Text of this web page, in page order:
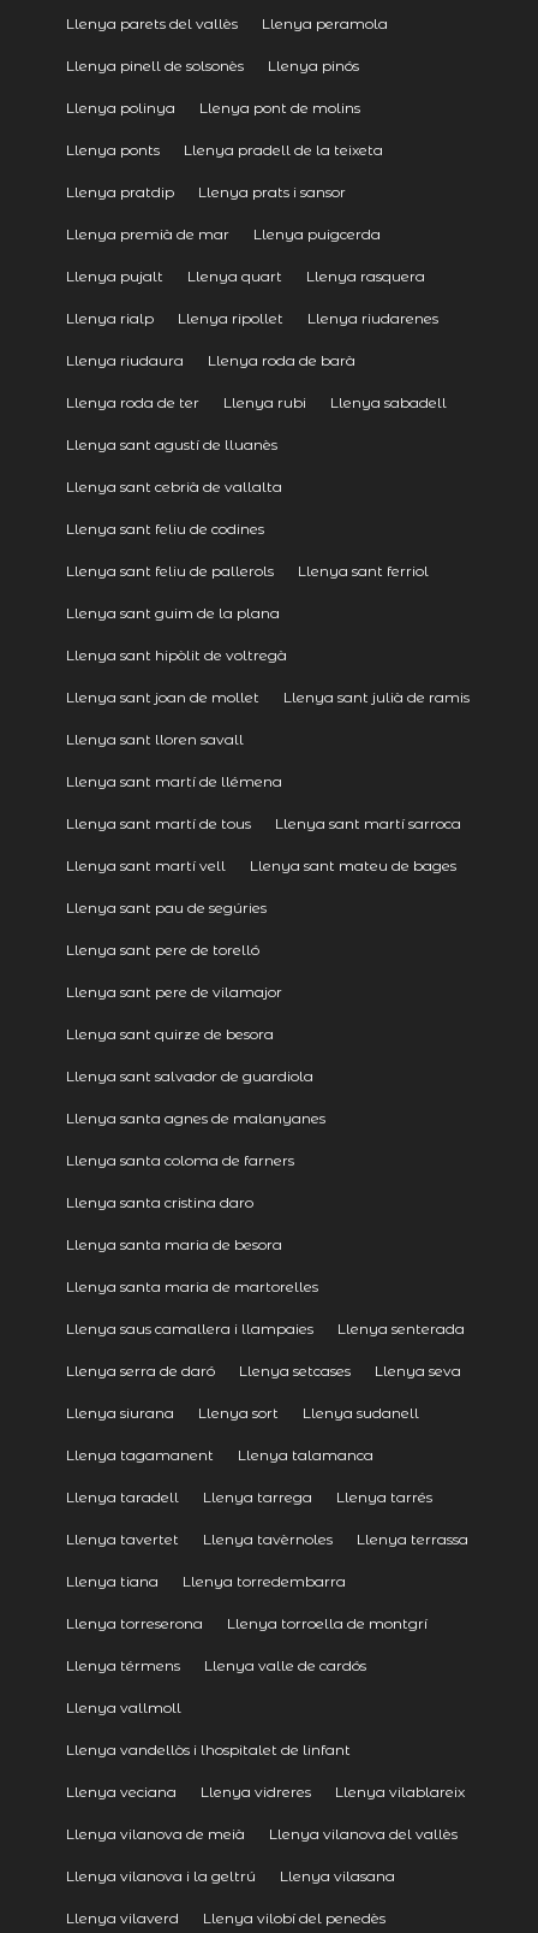
Llenya parets del vallès Llenya peramola
Llenya pinell de solsonès Llenya pinós
Llenya polinya Llenya pont de molins
Llenya ponts Llenya pradell de la teixeta
Llenya pratdip Llenya prats i sansor
Llenya premià de mar Llenya puigcerda
Llenya pujalt Llenya quart Llenya rasquera
Llenya rialp Llenya ripollet Llenya riudarenes
Llenya riudaura Llenya roda de barà
Llenya roda de ter Llenya rubi Llenya sabadell
Llenya sant agustí de lluanès
Llenya sant cebrià de vallalta
Llenya sant feliu de codines
Llenya sant feliu de pallerols Llenya sant ferriol
Llenya sant guim de la plana
Llenya sant hipòlit de voltregà
Llenya sant joan de mollet Llenya sant julià de ramis
Llenya sant lloren savall
Llenya sant martí de llémena
Llenya sant martí de tous Llenya sant martí sarroca
Llenya sant martí vell Llenya sant mateu de bages
Llenya sant pau de segúries
Llenya sant pere de torelló
Llenya sant pere de vilamajor
Llenya sant quirze de besora
Llenya sant salvador de guardiola
Llenya santa agnes de malanyanes
Llenya santa coloma de farners
Llenya santa cristina daro
Llenya santa maria de besora
Llenya santa maria de martorelles
Llenya saus camallera i llampaies Llenya senterada
Llenya serra de daró Llenya setcases Llenya seva
Llenya siurana Llenya sort Llenya sudanell
Llenya tagamanent Llenya talamanca
Llenya taradell Llenya tarrega Llenya tarrés
Llenya tavertet Llenya tavèrnoles Llenya terrassa
Llenya tiana Llenya torredembarra
Llenya torreserona Llenya torroella de montgrí
Llenya térmens Llenya valle de cardós
Llenya vallmoll
Llenya vandellòs i lhospitalet de linfant
Llenya veciana Llenya vidreres Llenya vilablareix
Llenya vilanova de meià Llenya vilanova del vallès
Llenya vilanova i la geltrú Llenya vilasana
Llenya vilaverd Llenya vilobí del penedès